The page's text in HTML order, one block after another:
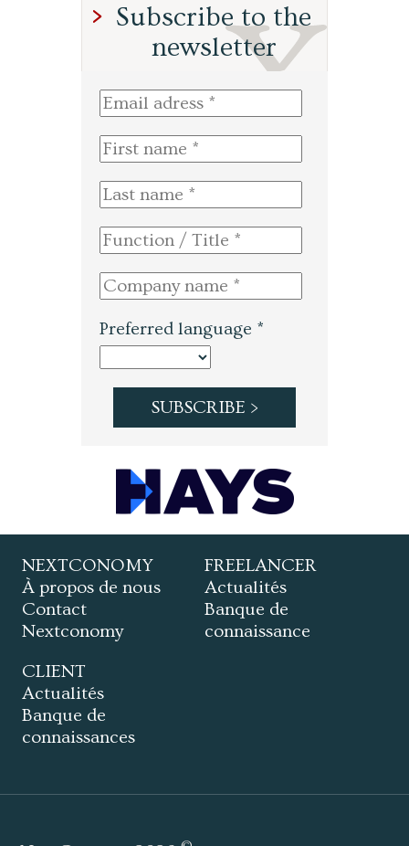
Subscribe to the
newsletter
Preferred language *
NEXTCONOMY
À propos de nous
Contact
Nextconomy
FREELANCER
Actualités
Banque de
connaissance
CLIENT
Actualités
Banque de
connaissances